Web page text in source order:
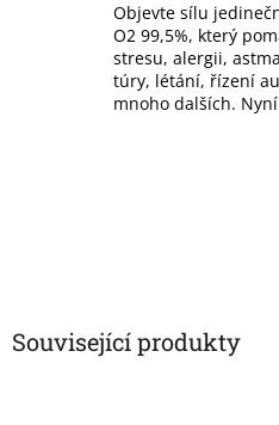
Objevte sílu
O2 99,5%, který
stresu, alergii,
túry, létání, řízení
mnoho dalších.
Související produkty